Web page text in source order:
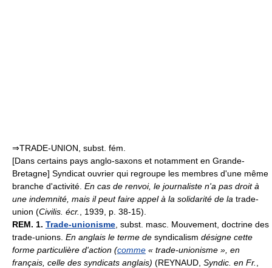
⇒TRADE-UNION, subst. fém.
[Dans certains pays anglo-saxons et notamment en Grande-
Bretagne] Syndicat ouvrier qui regroupe les membres d'une même
branche d'activité. En cas de renvoi, le journaliste n'a pas droit à
une indemnité, mais il peut faire appel à la solidarité de la trade-
union (Civilis. écr.
, 1939, p. 38-15).
REM. 1. Trade-unionisme , subst. masc. Mouvement, doctrine des
trade-unions. En anglais le terme de syndicalism désigne cette
forme particulière d'action (comme « trade-unionisme », en
français, celle des syndicats anglais) (REYNAUD, Syndic. en Fr.